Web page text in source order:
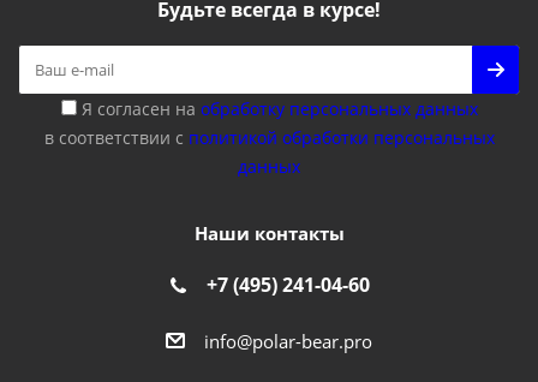
Будьте всегда в курсе!
Я согласен на обработку персональных данных
в соответствии с политикой обработки персональных
данных
Наши контакты
+7 (495) 241-04-60
info@polar-bear.pro